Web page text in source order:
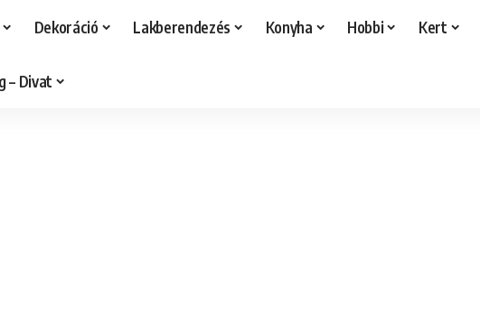
Dekoráció Lakberendezés Konyha Hobbi Kert
– Divat